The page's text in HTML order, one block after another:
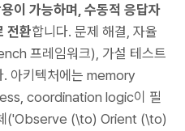
이 가능하며, 수동적 응답자
전환합니다. 문제 해결, 자율
프레임워크), 가설 테스트
. 아키텍처에는 memory
coordination logic이 필
('Observe (\to) Orient (\to)